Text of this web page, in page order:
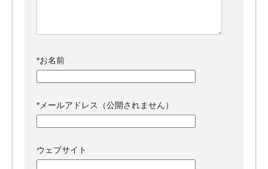
*お名前
* メールアドレス（公開されません）
ウェブサイト